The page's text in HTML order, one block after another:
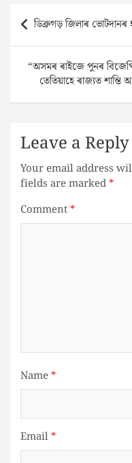
Post
navigation
ডিব্ৰুগড় জিলাৰ
“অসমৰ ৰাইজে পুনৰ বিজেপি
তেতিয়াহে ৰাজ্যত
Leave a Reply
Your email address
fields are marked*
Comment*
Name*
Email*